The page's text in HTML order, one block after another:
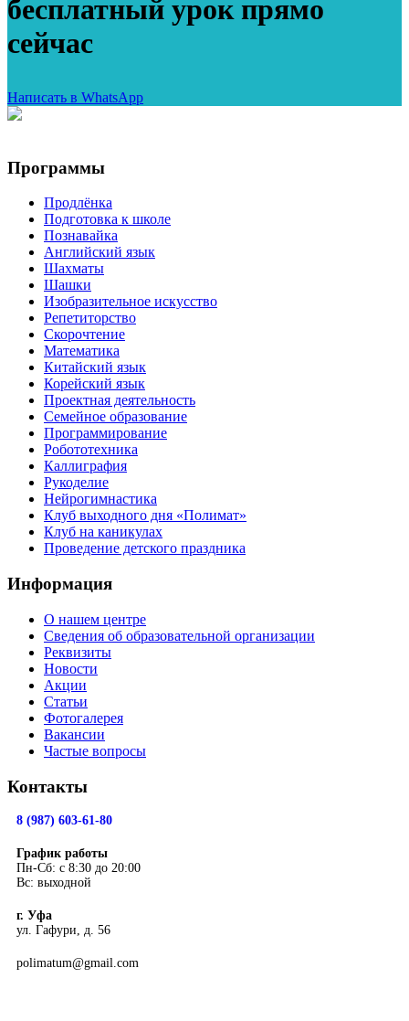
бесплатный урок прямо
сейчас
Написать в WhatsApp
Программы
Продлёнка
Подготовка к школе
Познавайка
Английский язык
Шахматы
Шашки
Изобразительное искусство
Репетиторство
Скорочтение
Математика
Китайский язык
Корейский язык
Проектная деятельность
Семейное образование
Программирование
Робототехника
Каллиграфия
Рукоделие
Нейрогимнастика
Клуб выходного дня «Полимат»
Клуб на каникулах
Проведение детского праздника
Информация
О нашем центре
Сведения об образовательной организации
Реквизиты
Новости
Акции
Статьи
Фотогалерея
Вакансии
Частые вопросы
Контакты
8 (987) 603-61-80
График работы
Пн-Сб: с 8:30 до 20:00
Вс: выходной
г. Уфа
ул. Гафури, д. 56
polimatum@gmail.com